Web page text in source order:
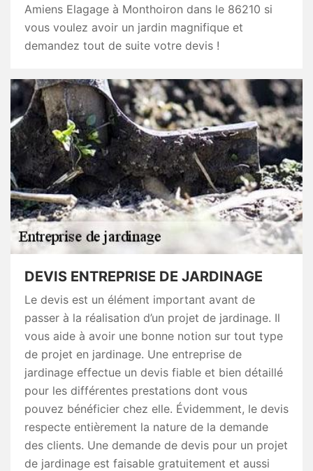
Amiens Elagage à Monthoiron dans le 86210 si
vous voulez avoir un jardin magnifique et
demandez tout de suite votre devis !
DEVIS ENTREPRISE DE JARDINAGE
Le devis est un élément important avant de
passer à la réalisation d’un projet de jardinage. Il
vous aide à avoir une bonne notion sur tout type
de projet en jardinage. Une entreprise de
jardinage effectue un devis fiable et bien détaillé
pour les différentes prestations dont vous
pouvez bénéficier chez elle. Évidemment, le devis
respecte entièrement la nature de la demande
des clients. Une demande de devis pour un projet
de jardinage est faisable gratuitement et aussi